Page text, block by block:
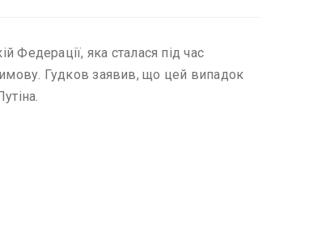
Федерації, яка сталася під час
Гудков заявив, що цей випадок